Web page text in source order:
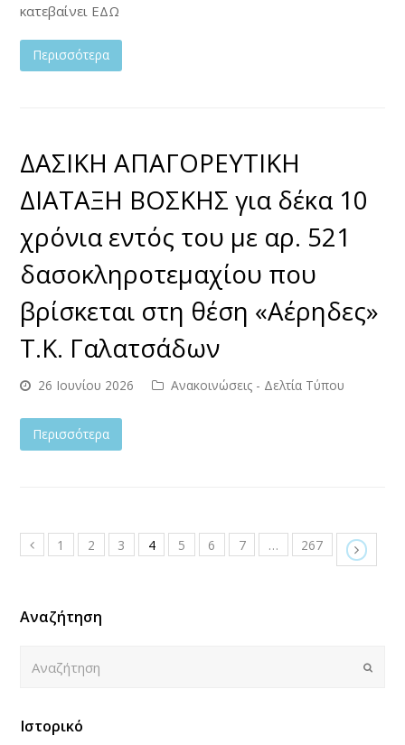
κατεβαίνει ΕΔΩ
Περισσότερα
ΔΑΣΙΚΗ ΑΠΑΓΟΡΕΥΤΙΚΗ
ΔΙΑΤΑΞΗ ΒΟΣΚΗΣ για δέκα 10
χρόνια εντός του με αρ. 521
δασοκληροτεμαχίου που
βρίσκεται στη θέση «Αέρηδες»
Τ.Κ. Γαλατσάδων
26 Ιουνίου 2026 Ανακοινώσεις - Δελτία Τύπου
Περισσότερα
1 2 3 4 5 6 7 … 267
Αναζήτηση
Submit
Ιστορικό